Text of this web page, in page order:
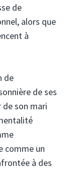
de
alors que
à
de
de ses
de son mari
comme un
à des